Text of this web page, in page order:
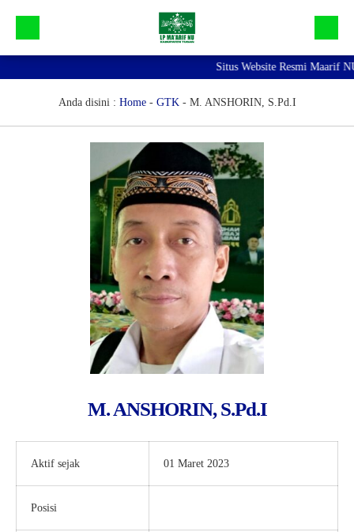
Profil Maarif NU Tuban
Situs Website Resmi Maarif
Anda disini : Home- GTK- M. ANSHORIN, S.Pd.I
M. ANSHORIN, S.Pd.I
Aktif sejak 01 Maret 2023
Posisi